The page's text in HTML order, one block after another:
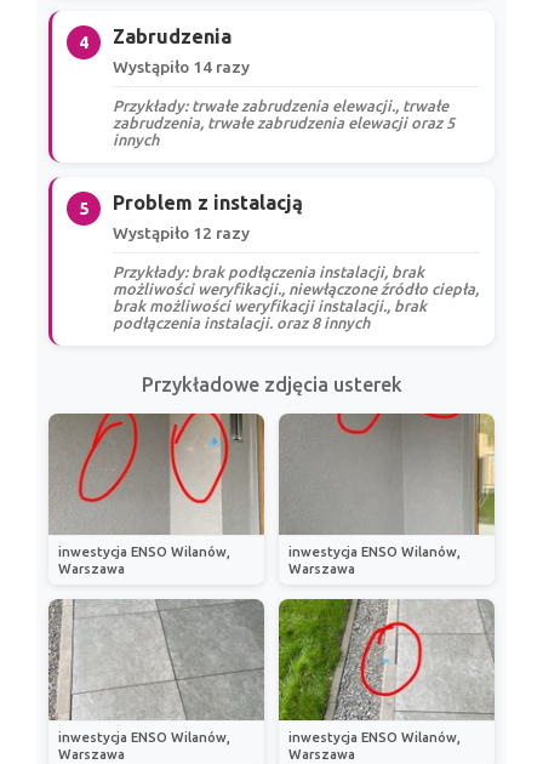
4 Zabrudzenia
Wystąpiło 14 razy
Przykłady: trwałe zabrudzenia elewacji., trwałe
zabrudzenia, trwałe zabrudzenia elewacji oraz 5
innych
5 Problem z instalacją
Wystąpiło 12 razy
Przykłady: brak podłączenia instalacji, brak
możliwości weryfikacji., niewłączone źródło ciepła,
brak możliwości weryfikacji instalacji., brak
podłączenia instalacji. oraz 8 innych
Przykładowe zdjęcia usterek
inwestycja ENSO Wilanów,
Warszawa
inwestycja ENSO Wilanów,
Warszawa
inwestycja ENSO Wilanów,
Warszawa
inwestycja ENSO Wilanów,
Warszawa